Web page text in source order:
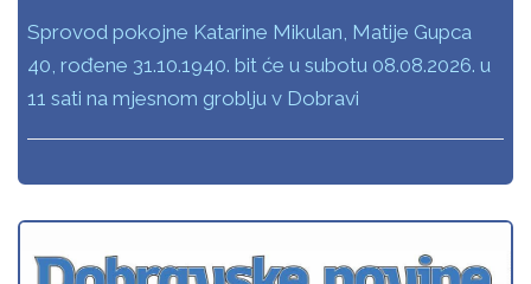
Sprovod pokojne Katarine Mikulan, Matije Gupca
40, rođene 31.10.1940. bit će u subotu 08.08.2026. u
11 sati na mjesnom groblju v Dobravi